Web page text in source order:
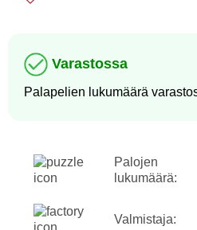
Varastossa
Palapelien lukumäärä
Palojen
lukumäärä:
Valmistaja: